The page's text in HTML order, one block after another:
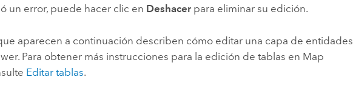
un error, puede hacer clic en Deshacer para eliminar su edición.
aparecen a continuación describen cómo editar una capa de entidades
. Para obtener más instrucciones para la edición de tablas en Map
Editar tablas.